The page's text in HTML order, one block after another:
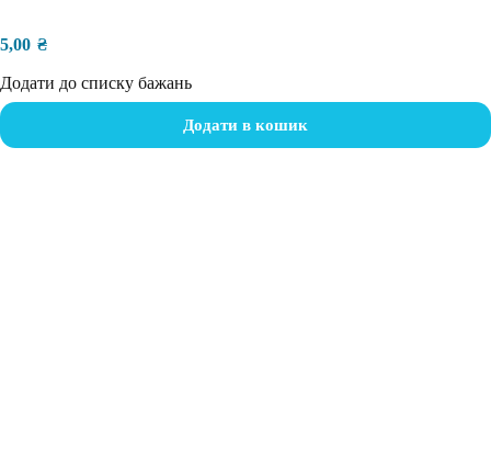
5,00 ₴
Додати до списку бажань
Додати в кошик